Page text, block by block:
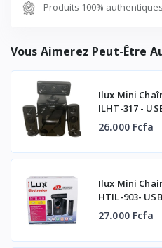
Produits 100% authentiques
Vous Aimerez Peut-Être
Ilux Mini
ILHT-317 -
26.000 Fcfa
Ilux Mini
HTIL-903-
27.000 Fcfa